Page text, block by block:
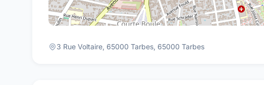
3 Rue Voltaire, 65000 Tarbes, 65000 Tarbes